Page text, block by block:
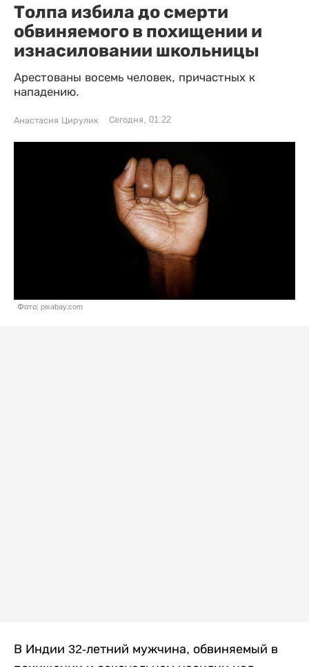
Толпа избила до смерти
обвиняемого в похищении и
изнасиловании школьницы
Арестованы восемь человек, причастных к
нападению.
Анастасия Цирулик Сегодня, 01:22
Фото: pixabay.com
В Индии 32-летний мужчина, обвиняемый в